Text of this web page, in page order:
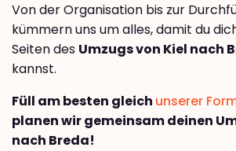
Von der Organisation bis zur
kümmern uns um alles, damit du
Seiten des Umzugs von Kiel nach
kannst.
Füll am besten gleich unserer
planen wir gemeinsam deinen
nach Breda!